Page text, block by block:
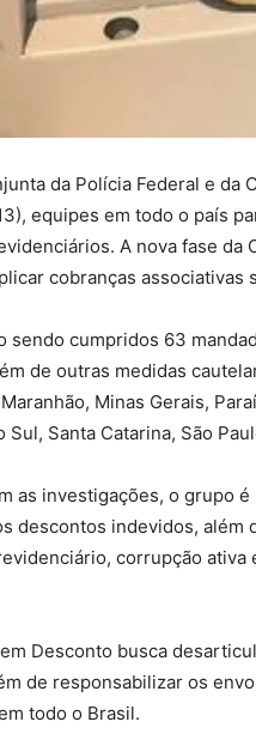
da Polícia Federal e
equipes em todo o país
A nova fase da
cobranças
sendo cumpridos 63
de outras medidas
Minas Gerais,
Sul, Santa Catarina, São
as investigações, o grupo
descontos indevidos, além
corrupção ativa
Desconto busca
de responsabilizar os
todo o Brasil.